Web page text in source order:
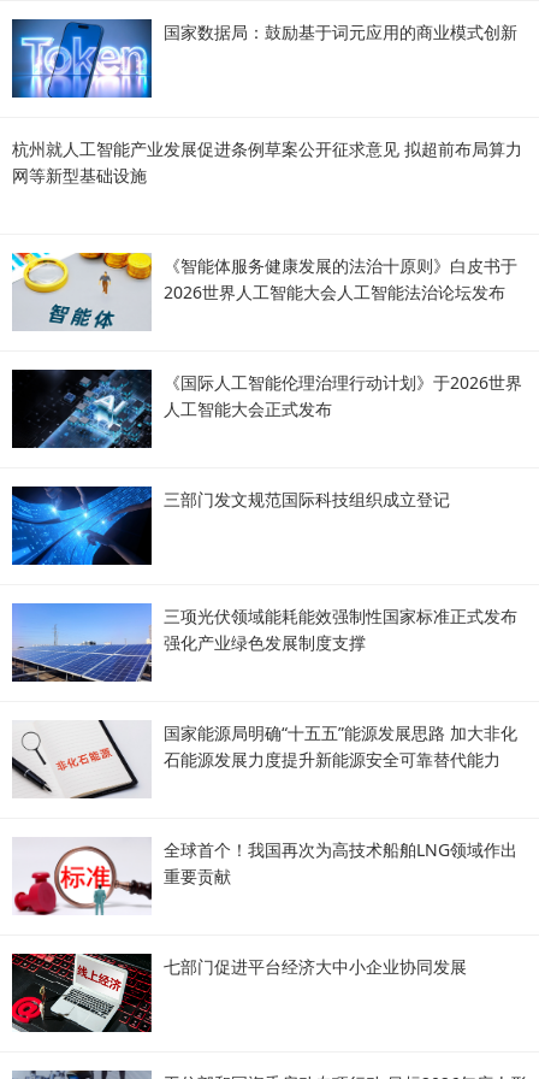
国家数据局：鼓励基于词元应用的商业模式创新
杭州就人工智能产业发展促进条例草案公开征求意见 拟超前布局算力
网等新型基础设施
《智能体服务健康发展的法治十原则》白皮书于
2026世界人工智能大会人工智能法治论坛发布
《国际人工智能伦理治理行动计划》于2026世界
人工智能大会正式发布
三部门发文规范国际科技组织成立登记
三项光伏领域能耗能效强制性国家标准正式发布
强化产业绿色发展制度支撑
国家能源局明确“十五五”能源发展思路 加大非化
石能源发展力度提升新能源安全可靠替代能力
全球首个！我国再次为高技术船舶LNG领域作出
重要贡献
七部门促进平台经济大中小企业协同发展